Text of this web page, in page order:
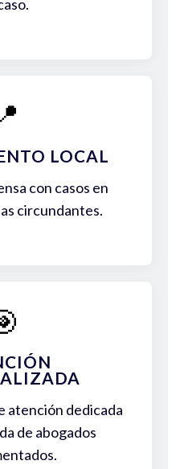
LOCAL
con casos en
circundantes.
atención dedicada
de abogados